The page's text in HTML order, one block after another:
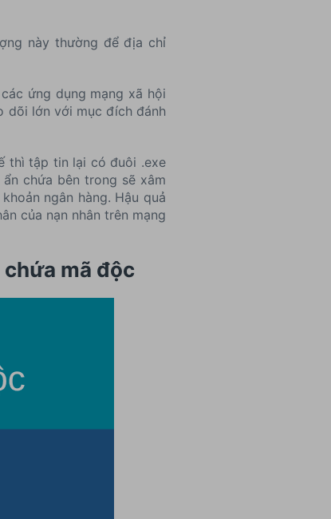
này thường để địa chỉ
ứng dụng mạng xã hội
dõi lớn với mục đích đánh
thì tập tin lại có đuôi .exe
chứa bên trong sẽ xâm
ngân hàng. Hậu quả
của nạn nhân trên mạng
mã độc